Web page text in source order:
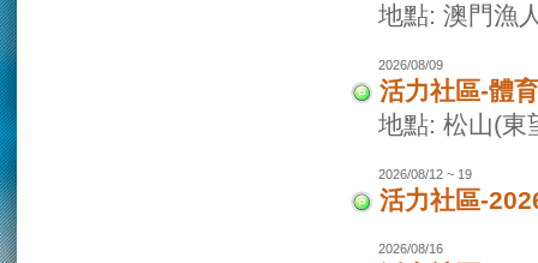
地點: 澳門漁
2026/08/09
活力社區-體
地點: 松山(東
2026/08/12 ~ 19
活力社區-
2026/08/16